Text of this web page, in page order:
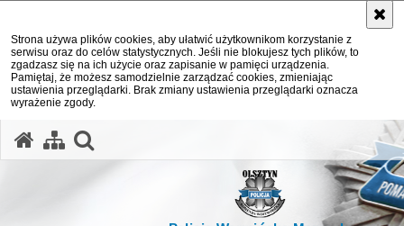
Strona używa plików cookies, aby ułatwić użytkownikom korzystanie z
serwisu oraz do celów statystycznych. Jeśli nie blokujesz tych plików, to
zgadzasz się na ich użycie oraz zapisanie w pamięci urządzenia.
Pamiętaj, że możesz samodzielnie zarządzać cookies, zmieniając
ustawienia przeglądarki. Brak zmiany ustawienia przeglądarki oznacza
wyrażenie zgody.